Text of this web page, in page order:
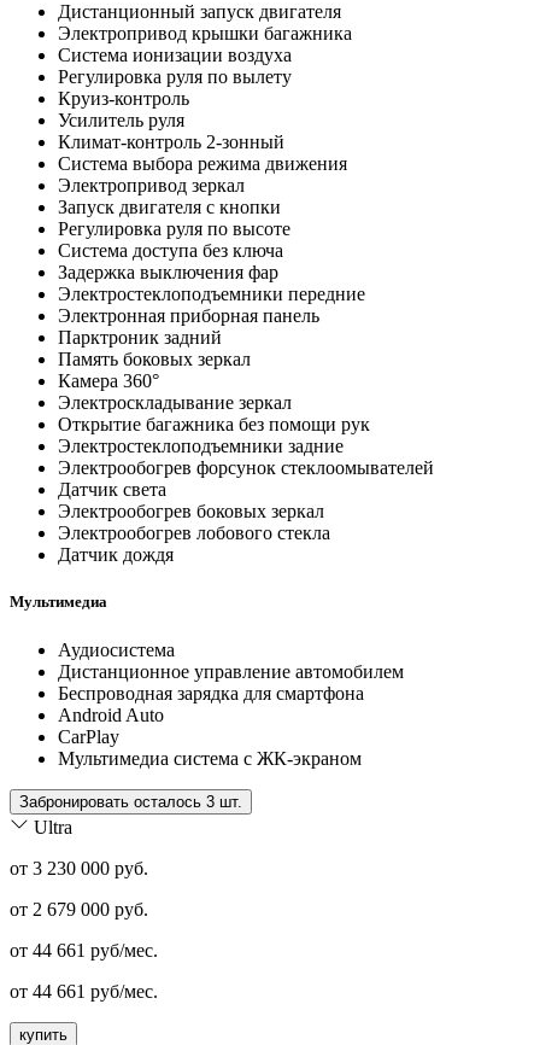
Дистанционный запуск двигателя
Электропривод крышки багажника
Система ионизации воздуха
Регулировка руля по вылету
Круиз-контроль
Усилитель руля
Климат-контроль 2-зонный
Система выбора режима движения
Электропривод зеркал
Запуск двигателя с кнопки
Регулировка руля по высоте
Система доступа без ключа
Задержка выключения фар
Электростеклоподъемники передние
Электронная приборная панель
Парктроник задний
Память боковых зеркал
Камера 360°
Электроскладывание зеркал
Открытие багажника без помощи рук
Электростеклоподъемники задние
Электрообогрев форсунок стеклоомывателей
Датчик света
Электрообогрев боковых зеркал
Электрообогрев лобового стекла
Датчик дождя
Мультимедиа
Аудиосистема
Дистанционное управление автомобилем
Беспроводная зарядка для смартфона
Android Auto
CarPlay
Мультимедиа система с ЖК-экраном
Забронировать осталось 3 шт.
Ultra
от 3 230 000 руб.
от 2 679 000 руб.
от 44 661 руб/мес.
от 44 661 руб/мес.
купить